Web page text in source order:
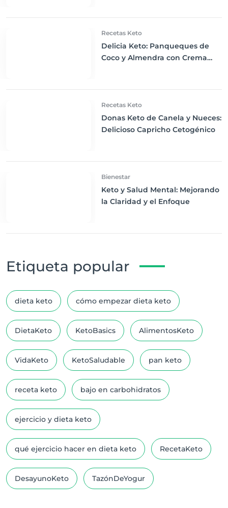
Recetas Keto
Delicia Keto: Panqueques de
Coco y Almendra con Crema
Recetas Keto
Donas Keto de Canela y Nueces:
Delicioso Capricho Cetogénico
Bienestar
Keto y Salud Mental: Mejorando
la Claridad y el Enfoque
Etiqueta popular
dieta keto cómo empezar dieta keto
DietaKeto KetoBasics AlimentosKeto
VidaKeto KetoSaludable pan keto
receta keto bajo en carbohidratos
ejercicio y dieta keto
qué ejercicio hacer en dieta keto RecetaKeto
DesayunoKeto TazónDeYogur